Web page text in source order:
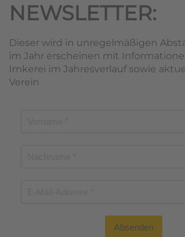
NEWSLETTER:
Dieser wird in unregelmäßigen
im Jahr erscheinen mit
Imkerei im Jahresverlauf sowie
Verein
Absenden